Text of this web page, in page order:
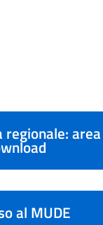
regionale: area
al MUDE